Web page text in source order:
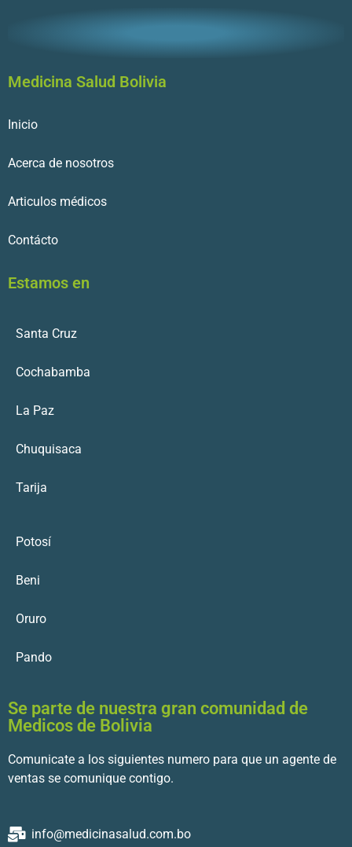
Medicina Salud Bolivia
Inicio
Acerca de nosotros
Articulos médicos
Contácto
Estamos en
Santa Cruz
Cochabamba
La Paz
Chuquisaca
Tarija
Potosí
Beni
Oruro
Pando
Se parte de nuestra gran comunidad de
Medicos de Bolivia
Comunicate a los siguientes numero para que un agente de
ventas se comunique contigo.
info@medicinasalud.com.bo